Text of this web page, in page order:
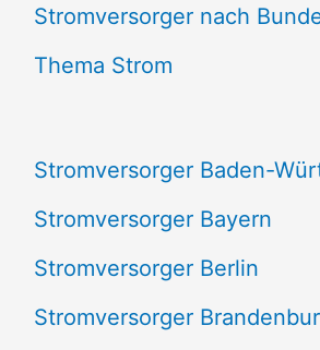
e
n
h
:
Stromversorger nach
Thema Strom
Stromversorger Baden-
Stromversorger Bayern
Stromversorger Berlin
Stromversorger